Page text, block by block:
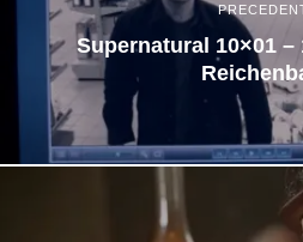
Supernatural 10×01 –